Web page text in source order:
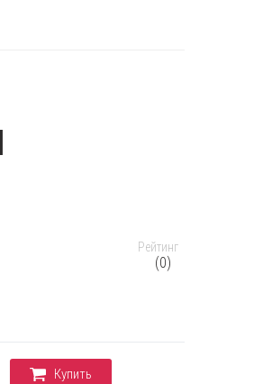
Рейтинг
(0)
Купить